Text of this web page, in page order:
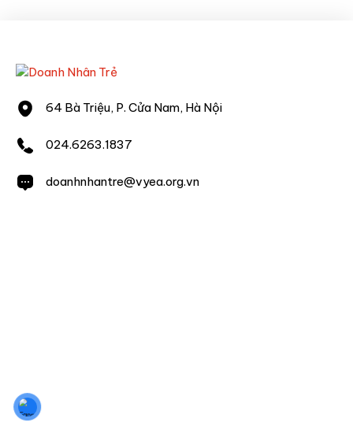
64 Bà Triệu, P. Cửa Nam, Hà Nội
024.6263.1837
doanhnhantre@vyea.org.vn